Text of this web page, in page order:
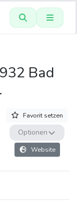
Bad
Favorit setzen
Optionen
Website